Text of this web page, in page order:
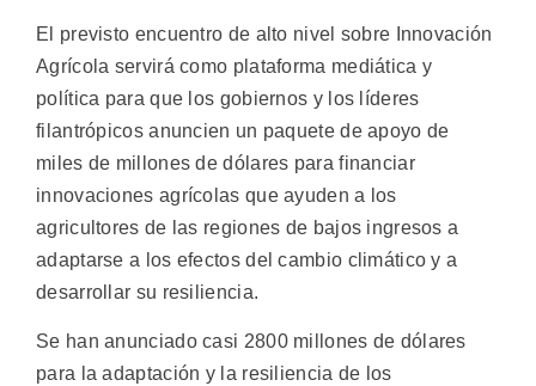
El previsto encuentro de alto nivel sobre Innovación
Agrícola servirá como plataforma mediática y
política para que los gobiernos y los líderes
filantrópicos anuncien un paquete de apoyo de
miles de millones de dólares para financiar
innovaciones agrícolas que ayuden a los
agricultores de las regiones de bajos ingresos a
adaptarse a los efectos del cambio climático y a
desarrollar su resiliencia.
Se han anunciado casi 2800 millones de dólares
para la adaptación y la resiliencia de los